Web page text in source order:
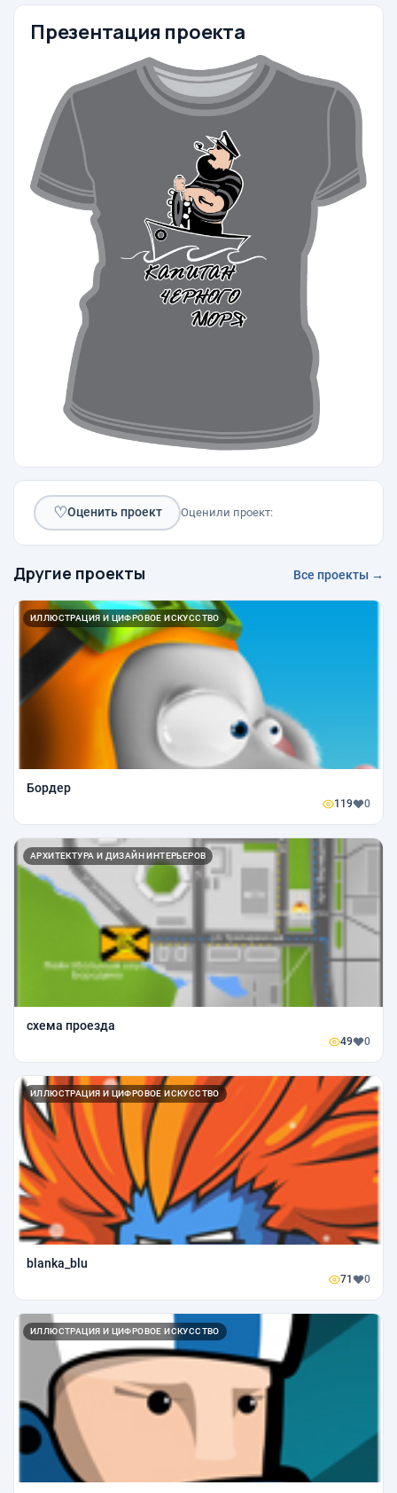
Презентация проекта
♡Оценить проект Оценили проект:
Другие проекты Все проекты →
ИЛЛЮСТРАЦИЯ И ЦИФРОВОЕ ИСКУССТВО
Бордер
119 0
АРХИТЕКТУРА И ДИЗАЙН ИНТЕРЬЕРОВ
схема проезда
49 0
ИЛЛЮСТРАЦИЯ И ЦИФРОВОЕ ИСКУССТВО
blanka_blu
71 0
ИЛЛЮСТРАЦИЯ И ЦИФРОВОЕ ИСКУССТВО